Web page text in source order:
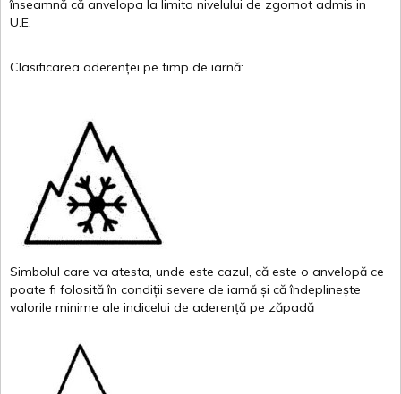
înseamnă că anvelopa la limita nivelului de zgomot admis in
U.E.
Clasificarea aderenței pe timp de iarnă:
Simbolul care va atesta, unde este cazul, că este o anvelopă ce
poate fi folosită în condiții severe de iarnă și că îndeplinește
valorile minime ale indicelui de aderență pe zăpadă